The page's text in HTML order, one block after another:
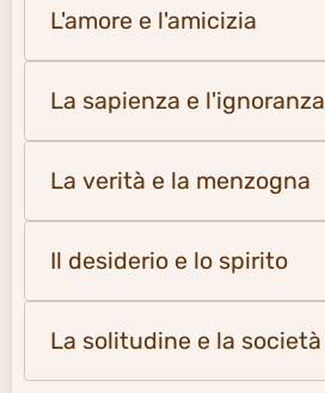
L'amore e l'amicizia
La sapienza e l'ignoranza
La verità e la menzogna
Il desiderio e lo spirito
La solitudine e la società